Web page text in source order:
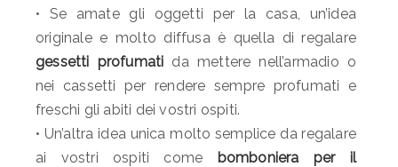
• Se amate gli oggetti per la casa, un’idea
originale e molto diffusa è quella di regalare
gessetti profumati da mettere nell’armadio o
nei cassetti per rendere sempre profumati e
freschi gli abiti dei vostri ospiti.
• Un’altra idea unica molto semplice da regalare
ai vostri ospiti come bomboniera per il